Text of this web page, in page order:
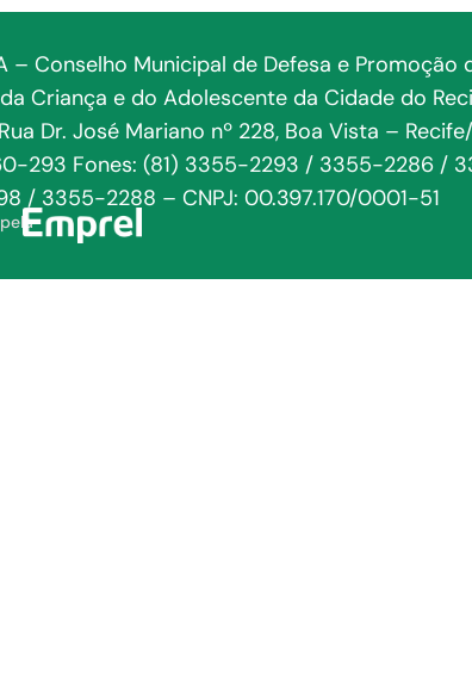
– Conselho Municipal de Defesa e Promoção
Criança e do Adolescente da Cidade do
Dr. José Mariano nº 228, Boa Vista –
293 Fones: (81) 3355-2293 / 3355-2286 /
/ 3355-2288 – CNPJ: 00.397.170/0001-51